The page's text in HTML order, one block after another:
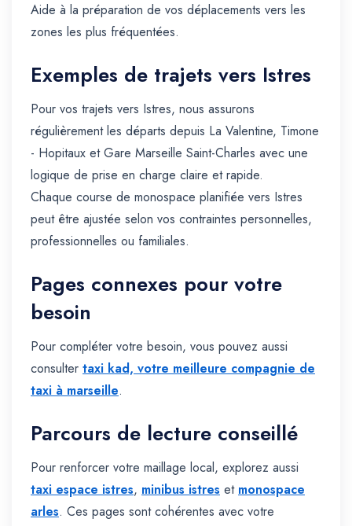
Aide à la préparation de vos déplacements vers les
zones les plus fréquentées.
Exemples de trajets vers Istres
Pour vos trajets vers Istres, nous assurons
régulièrement les départs depuis La Valentine, Timone
- Hopitaux et Gare Marseille Saint-Charles avec une
logique de prise en charge claire et rapide.
Chaque course de monospace planifiée vers Istres
peut être ajustée selon vos contraintes personnelles,
professionnelles ou familiales.
Pages connexes pour votre
besoin
Pour compléter votre besoin, vous pouvez aussi
consulter taxi kad, votre meilleure compagnie de
taxi à marseille.
Parcours de lecture conseillé
Pour renforcer votre maillage local, explorez aussi
taxi espace istres, minibus istres et monospace
arles. Ces pages sont cohérentes avec votre